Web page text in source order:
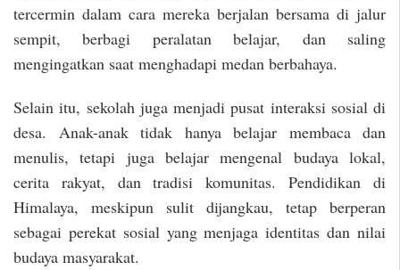
tercermin dalam cara mereka berjalan bersama di jalur
sempit, berbagi peralatan belajar, dan saling
mengingatkan saat menghadapi medan berbahaya.
Selain itu, sekolah juga menjadi pusat interaksi sosial di
desa. Anak-anak tidak hanya belajar membaca dan
menulis, tetapi juga belajar mengenal budaya lokal,
cerita rakyat, dan tradisi komunitas. Pendidikan di
Himalaya, meskipun sulit dijangkau, tetap berperan
sebagai perekat sosial yang menjaga identitas dan nilai
budaya masyarakat.